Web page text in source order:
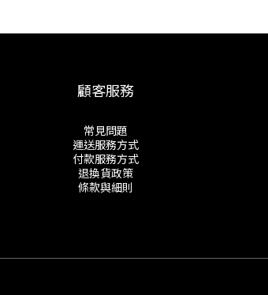
顧客服務
常見問題
運送服務方式
付款服務方式
退換貨政策
條款與細則